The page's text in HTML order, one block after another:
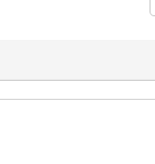
正前方了。因為我對
也親眼目擊到的情景